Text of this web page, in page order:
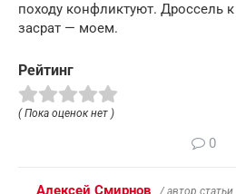
походу конфликтуют. Дроссель
засрат — моем.
Рейтинг
( Пока оценок нет )
0
Алексей Смирнов / автор статьи